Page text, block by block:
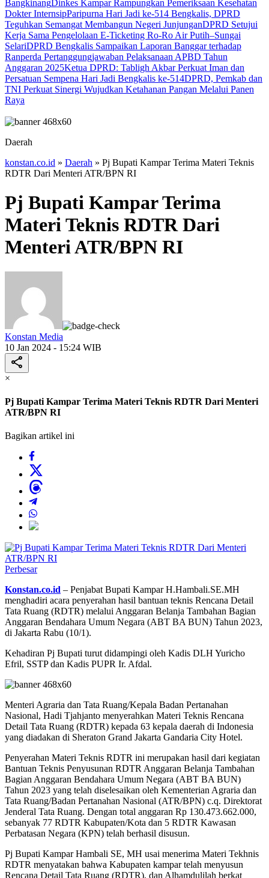
BangkinangDinkes Kampar Rampungkan Pemeriksaan Kesehatan
Dokter InternsipParipurna Hari Jadi ke-514 Bengkalis, DPRD
Teguhkan Semangat Membangun Negeri JunjunganDPRD Setujui
Kerja Sama Pengelolaan E-Ticketing Ro-Ro Air Putih–Sungai
SelariDPRD Bengkalis Sampaikan Laporan Banggar terhadap
Ranperda Pertanggungjawaban Pelaksanaan APBD Tahun
Anggaran 2025Ketua DPRD: Tabligh Akbar Perkuat Iman dan
Persatuan Sempena Hari Jadi Bengkalis ke-514DPRD, Pemkab dan
TNI Perkuat Sinergi Wujudkan Ketahanan Pangan Melalui Panen
Raya
Daerah
konstan.co.id » Daerah » Pj Bupati Kampar Terima Materi Teknis
RDTR Dari Menteri ATR/BPN RI
Pj Bupati Kampar Terima
Materi Teknis RDTR Dari
Menteri ATR/BPN RI
Konstan Media
10 Jan 2024 - 15:24 WIB
×
Pj Bupati Kampar Terima Materi Teknis RDTR Dari Menteri
ATR/BPN RI
Bagikan artikel ini
Perbesar
Konstan.co.id – Penjabat Bupati Kampar H.Hambali.SE.MH
menghadiri acara penyerahan hasil bantuan teknis Rencana Detail
Tata Ruang (RDTR) melalui Anggaran Belanja Tambahan Bagian
Anggaran Bendahara Umum Negara (ABT BA BUN) Tahun 2023,
di Jakarta Rabu (10/1).
Kehadiran Pj Bupati turut didampingi oleh Kadis DLH Yuricho
Efril, SSTP dan Kadis PUPR Ir. Afdal.
Menteri Agraria dan Tata Ruang/Kepala Badan Pertanahan
Nasional, Hadi Tjahjanto menyerahkan Materi Teknis Rencana
Detail Tata Ruang (RDTR) kepada 63 kepala daerah di Indonesia
yang diadakan di Sheraton Grand Jakarta Gandaria City Hotel.
Penyerahan Materi Teknis RDTR ini merupakan hasil dari kegiatan
Bantuan Teknis Penyusunan RDTR Anggaran Belanja Tambahan
Bagian Anggaran Bendahara Umum Negara (ABT BA BUN)
Tahun 2023 yang telah diselesaikan oleh Kementerian Agraria dan
Tata Ruang/Badan Pertanahan Nasional (ATR/BPN) c.q. Direktorat
Jenderal Tata Ruang. Dengan total anggaran Rp 130.473.662.000,
sebanyak 77 RDTR Kabupaten/Kota dan 5 RDTR Kawasan
Perbatasan Negara (KPN) telah berhasil disusun.
Pj Bupati Kampar Hambali SE, MH usai menerima Materi Tekhnis
RDTR menyatakan bahwa Kabupaten kampar telah menyusun
Rencana Detail Tata Ruang (RDTR), dan Alhamdulilah berkat